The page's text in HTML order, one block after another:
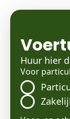
Huur hier
Voor